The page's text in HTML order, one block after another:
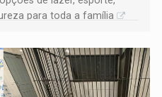
para toda a família